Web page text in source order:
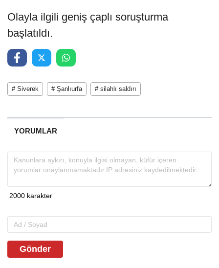
Olayla ilgili geniş çaplı soruşturma
başlatıldı.
# Siverek # Şanlıurfa # silahlı saldırı
YORUMLAR
Gönder